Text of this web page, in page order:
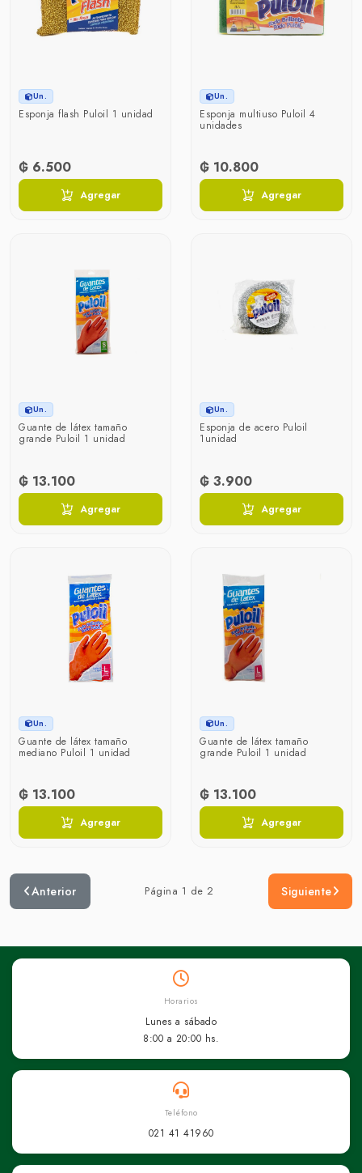
Un.
Esponja flash Puloil 1 unidad
₲ 6.500
Agregar
Un.
Esponja multiuso Puloil 4
unidades
₲ 10.800
Agregar
Un.
Guante de látex tamaño
grande Puloil 1 unidad
₲ 13.100
Agregar
Un.
Esponja de acero Puloil
1unidad
₲ 3.900
Agregar
Un.
Guante de látex tamaño
mediano Puloil 1 unidad
₲ 13.100
Agregar
Un.
Guante de látex tamaño
grande Puloil 1 unidad
₲ 13.100
Agregar
Anterior Página 1 de 2 Siguiente
Horarios
Lunes a sábado
8:00 a 20:00 hs.
Teléfono
021 41 41960